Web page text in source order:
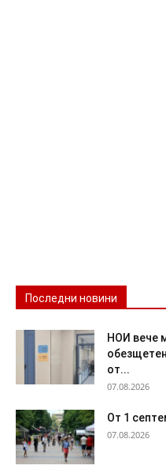
Последни новини
НОИ вече
от...
07.08.2026
От 1
07.08.2026